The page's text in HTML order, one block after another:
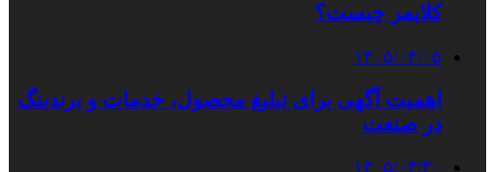
کلایمر چیست؟
۱۴۰۵/۰۴/۰۵
اهمیت آگهی برای تبلیغ محصول، خدمات و برندینگ
در صنعت
۱۴۰۵/۰۳/۳۰